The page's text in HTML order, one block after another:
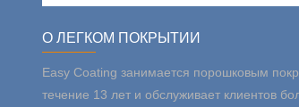
О ЛЕГКОМ ПОКРЫТИИ
Easy Coating занимается порошковым
течение 13 лет и обслуживает клиентов